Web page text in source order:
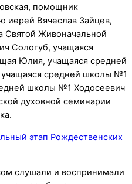
помощник
иерей Вячеслав Зайцев,
Святой Живоначальной
Сологуб, учащаяся
Юлия, учащаяся средней
средней школы №1
школы №1 Ходосеевич
духовной семинарии
слушали и воспринимали